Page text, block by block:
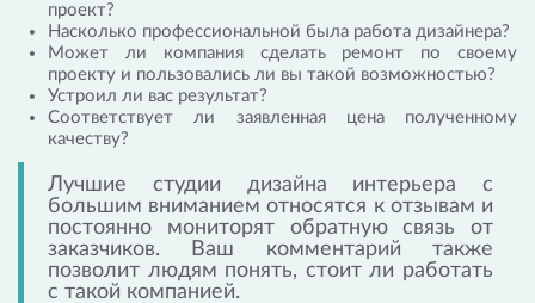
проект?
Насколько профессиональной была работа дизайнера?
Может ли компания сделать ремонт по своему
проекту и пользовались ли вы такой возможностью?
Устроил ли вас результат?
Соответствует ли заявленная цена полученному
качеству?
Лучшие студии дизайна интерьера с
большим вниманием относятся к отзывам и
постоянно мониторят обратную связь от
заказчиков. Ваш комментарий также
позволит людям понять, стоит ли работать
с такой компанией.